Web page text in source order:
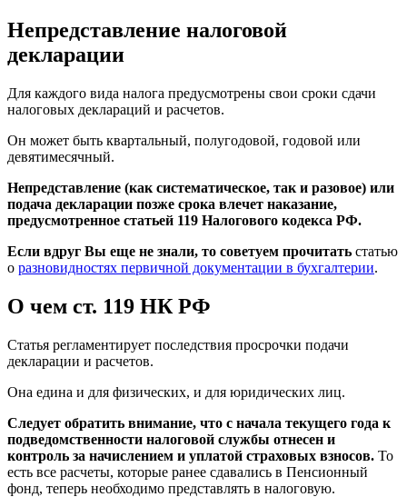
Непредставление налоговой
декларации
Для каждого вида налога предусмотрены свои сроки сдачи
налоговых деклараций и расчетов.
Он может быть квартальный, полугодовой, годовой или
девятимесячный.
Непредставление (как систематическое, так и разовое) или
подача декларации позже срока влечет наказание,
предусмотренное статьей 119 Налогового кодекса РФ.
Если вдруг Вы еще не знали, то советуем прочитать статью
о разновидностях первичной документации в бухгалтерии.
О чем ст. 119 НК РФ
Статья регламентирует последствия просрочки подачи
декларации и расчетов.
Она едина и для физических, и для юридических лиц.
Следует обратить внимание, что с начала текущего года к
подведомственности налоговой службы отнесен и
контроль за начислением и уплатой страховых взносов. То
есть все расчеты, которые ранее сдавались в Пенсионный
фонд, теперь необходимо представлять в налоговую.